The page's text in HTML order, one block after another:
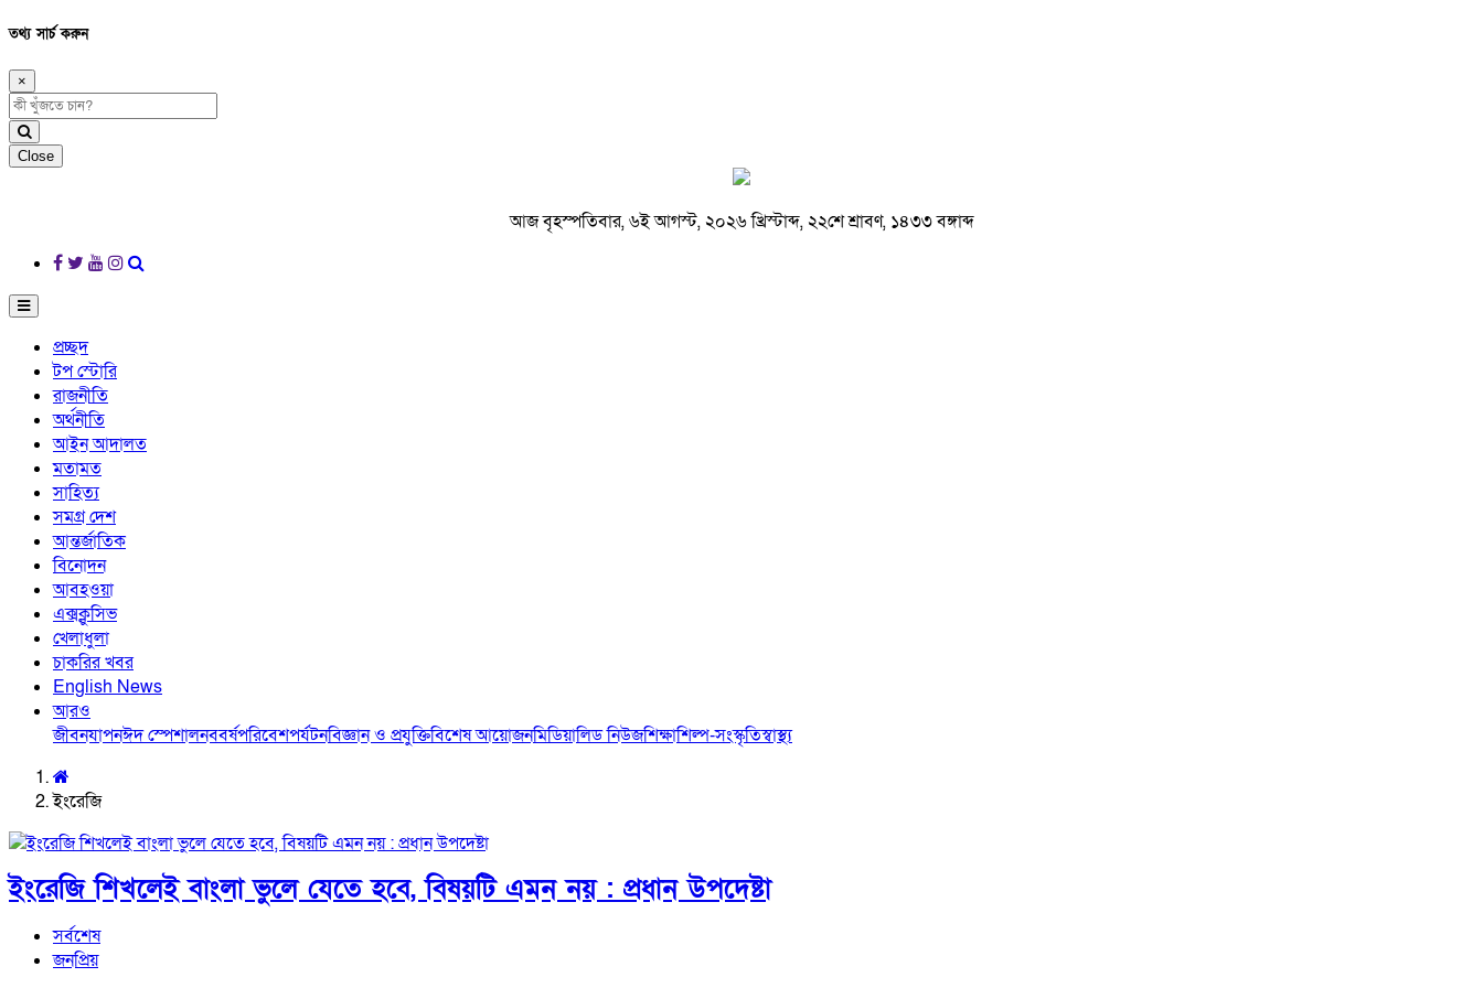
তথ্য সার্চ করুন
×
Close
আজ বৃহস্পতিবার, ৬ই আগস্ট, ২০২৬ খ্রিস্টাব্দ, ২২শে শ্রাবণ, ১৪৩৩ বঙ্গাব্দ
প্রচ্ছদ
টপ স্টোরি
রাজনীতি
অর্থনীতি
আইন আদালত
মতামত
সাহিত্য
সমগ্র দেশ
আন্তর্জাতিক
বিনোদন
আবহওয়া
এক্সক্লুসিভ
খেলাধুলা
চাকরির খবর
English News
আরও
জীবনযাপনঈদ স্পেশালনববর্ষপরিবেশপর্যটনবিজ্ঞান ও প্রযুক্তিবিশেষ আয়োজনমিডিয়ালিড নিউজশিক্ষাশিল্প-সংস্কৃতিস্বাস্থ্য
ইংরেজি
ইংরেজি শিখলেই বাংলা ভুলে যেতে হবে, বিষয়টি এমন নয় : প্রধান উপদেষ্টা
সর্বশেষ
জনপ্রিয়